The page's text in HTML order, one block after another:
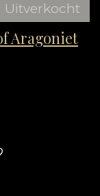
Uitverkocht
Aragoniet